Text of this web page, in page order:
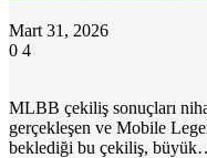
Mart 31, 2026
0 4
MLBB çekiliş sonuçları
gerçekleşen ve Mobile
beklediği bu çekiliş,